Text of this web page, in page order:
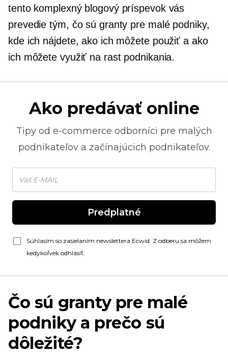
tento komplexný blogový príspevok vás
prevedie tým, čo sú granty pre malé podniky,
kde ich nájdete, ako ich môžete použiť a ako
ich môžete využiť na rast podnikania.
Ako predávať online
Tipy od e-commerce odborníci pre malých
podnikateľov a začínajúcich podnikateľov.
Predplatné
Súhlasím so zasielaním newslettera Ecwid. Z odberu sa môžem
kedykoľvek odhlásiť.
Čo sú granty pre malé
podniky a prečo sú
dôležité?